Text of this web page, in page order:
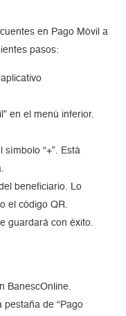
en Pago Móvil a
pasos:
en el menú inferior.
símbolo “+”. Está
beneficiario. Lo
el código QR.
guardará con éxito.
BanescOnline.
pestaña de “Pago